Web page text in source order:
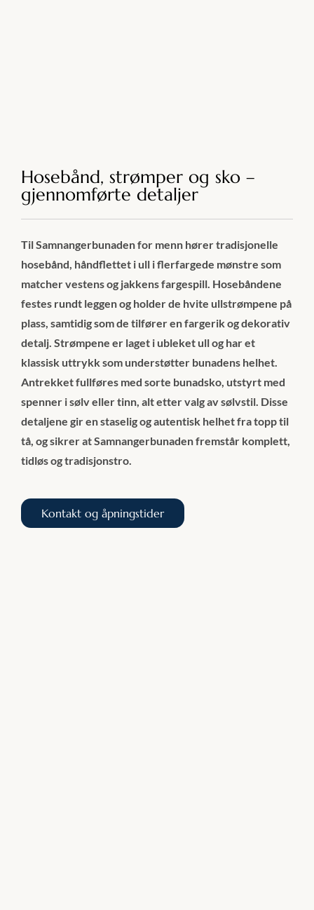
Hosebånd, strømper og sko –
gjennomførte detaljer
Til Samnangerbunaden for menn hører tradisjonelle
hosebånd, håndflettet i ull i flerfargede mønstre som
matcher vestens og jakkens fargespill. Hosebåndene
festes rundt leggen og holder de hvite ullstrømpene på
plass, samtidig som de tilfører en fargerik og dekorativ
detalj. Strømpene er laget i ubleket ull og har et
klassisk uttrykk som understøtter bunadens helhet.
Antrekket fullføres med sorte bunadsko, utstyrt med
spenner i sølv eller tinn, alt etter valg av sølvstil. Disse
detaljene gir en staselig og autentisk helhet fra topp til
tå, og sikrer at Samnangerbunaden fremstår komplett,
tidløs og tradisjonstro.
Kontakt og åpningstider